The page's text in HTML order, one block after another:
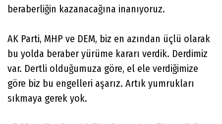
beraberliğin kazanacağına inanıyoruz.
AK Parti, MHP ve DEM, biz en azından üçlü olarak
bu yolda beraber yürüme kararı verdik. Derdimiz
var. Dertli olduğumuza göre, el ele verdiğimize
göre biz bu engelleri aşarız. Artık yumrukları
sıkmaya gerek yok.